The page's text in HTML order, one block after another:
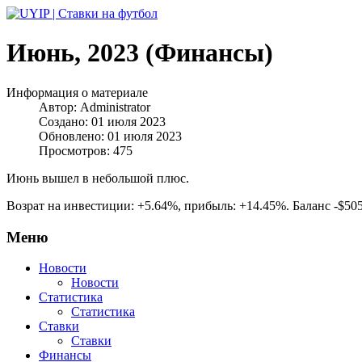
Июнь, 2023 (Финансы)
Информация о материале
Автор: Administrator
Создано: 01 июля 2023
Обновлено: 01 июля 2023
Просмотров: 475
Июнь вышел в небольшой плюс.
Возрат на инвестиции: +5.64%, прибыль: +14.45%. Баланс -
Меню
Новости
Новости
Статистика
Статистика
Ставки
Ставки
Финансы